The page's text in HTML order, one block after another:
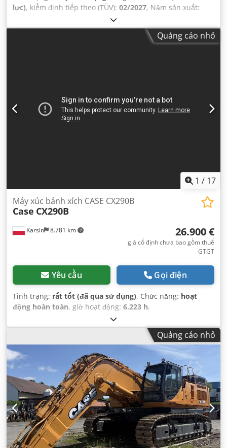
lực), kiểm định tiếp theo (TÜV): 02/2027, Năm sản xuất:
, Thiết bị:
bánh, điều hòa không khí,
Quảng cáo nhỏ
1 / 17
Karsin 8.781 km
Máy xúc bánh xích CASE CX290B
Case CX290B
26.900 €
giá cố định chưa bao gồm thuế
GTGT
Yêu cầu Gọi điện
Tình trạng: rất tốt (đã qua sử dụng), Chức năng: hoạt
động hoàn toàn, giờ hoạt động: 6.223 h,
Quảng cáo nhỏ